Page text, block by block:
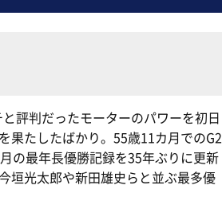
評判だったモーターのパワーを初日
果たしたばかり。55歳11カ月でのG2
の最年長優勝記録を35年ぶりに更新
垣光太郎や新田雄史らと並ぶ最多優